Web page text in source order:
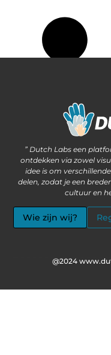
” Dutch Labs een
ontdekken via zowel
idee is om
delen, zodat je een
cultuur en
Wie zijn wij?
@2024